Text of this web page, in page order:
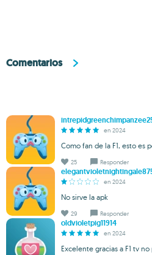
Comentarios
en 2024
Como fan de la F1, esto es
25 Responder
en 2024
No sirve la apk
29 Responder
oldvioletpig11914
en 2024
Excelente gracias a F1 tv